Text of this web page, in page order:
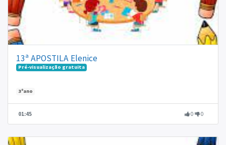
13ª APOSTILA Elenice
Pré-visualização gratuita
3ºano
01:45 0 0